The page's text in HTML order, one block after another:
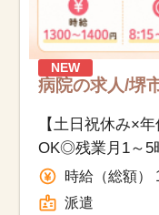
就職サポート
人材をお探しの医療
NEW
病院の求人/堺
【土日祝休み×
OK◎残業月1～5
時給（総額）
派遣